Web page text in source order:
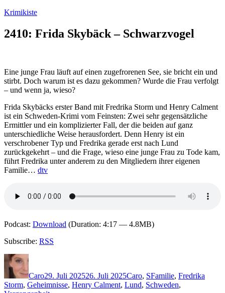
Zum
springen
Krimikiste
2410: Frida Skybäck – Schwarzvogel
Eine junge Frau läuft auf einen zugefrorenen See, sie bricht ein und
stirbt. Doch warum ist es dazu gekommen? Wurde die Frau verfolgt
– und wenn ja, wieso?
Frida Skybäcks erster Band mit Fredrika Storm und Henry Calment
ist ein Schweden-Krimi vom Feinsten: Zwei sehr gegensätzliche
Ermittler und ein komplizierter Fall, der die beiden auf ganz
unterschiedliche Weise herausfordert. Denn Henry ist ein
verschrobener Typ und Fredrika gerade erst nach Lund
zurückgekehrt – und die Frage, wieso eine junge Frau zu Tode kam,
führt Fredrika unter anderem zu den Mitgliedern ihrer eigenen
Familie… dtv
Podcast: Download (Duration: 4:17 — 4.8MB)
Subscribe: RSS
Autor
Caro29. Juli 202526. Juli 2025Caro, SFamilie, Fredrika
Storm, Geheimnisse, Henry Calment, Lund, Schweden,